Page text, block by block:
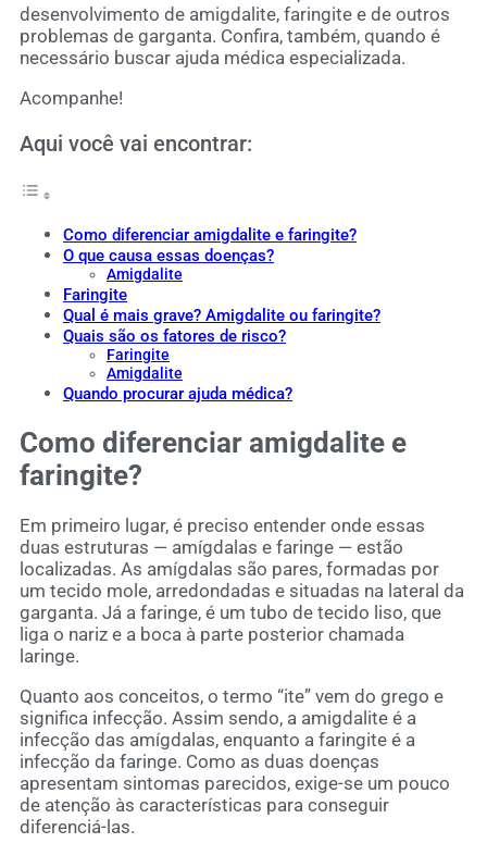
desenvolvimento de amigdalite, faringite e de outros
problemas de garganta. Confira, também, quando é
necessário buscar ajuda médica especializada.
Acompanhe!
Aqui você vai encontrar:
Como diferenciar amigdalite e faringite?
O que causa essas doenças?
Amigdalite
Faringite
Qual é mais grave? Amigdalite ou faringite?
Quais são os fatores de risco?
Faringite
Amigdalite
Quando procurar ajuda médica?
Como diferenciar amigdalite e
faringite?
Em primeiro lugar, é preciso entender onde essas
duas estruturas — amígdalas e faringe — estão
localizadas. As amígdalas são pares, formadas por
um tecido mole, arredondadas e situadas na lateral da
garganta. Já a faringe, é um tubo de tecido liso, que
liga o nariz e a boca à parte posterior chamada
laringe.
Quanto aos conceitos, o termo “ite” vem do grego e
significa infecção. Assim sendo, a amigdalite é a
infecção das amígdalas, enquanto a faringite é a
infecção da faringe. Como as duas doenças
apresentam sintomas parecidos, exige-se um pouco
de atenção às características para conseguir
diferenciá-las.